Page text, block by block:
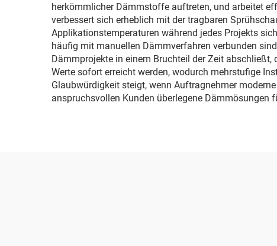
herkömmlicher Dämmstoffe auftreten, und arbeitet
verbessert sich erheblich mit der tragbaren
Applikationstemperaturen während jedes Projekts
häufig mit manuellen Dämmverfahren verbunden
Dämmprojekte in einem Bruchteil der Zeit
Werte sofort erreicht werden, wodurch mehrstufige
Glaubwürdigkeit steigt, wenn Auftragnehmer
anspruchsvollen Kunden überlegene Dämmösungen